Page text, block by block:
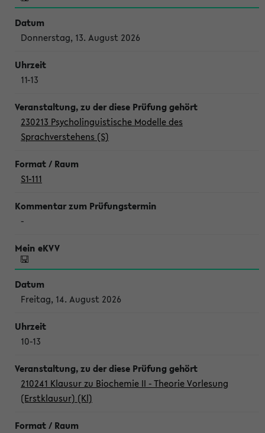
Donnerstag, 13. August 2026
11-13
230213 Psycholinguistische Modelle des
Sprachverstehens (S)
S1-111
-
Freitag, 14. August 2026
10-13
210241 Klausur zu Biochemie II - Theorie Vorlesung
(Erstklausur) (Kl)